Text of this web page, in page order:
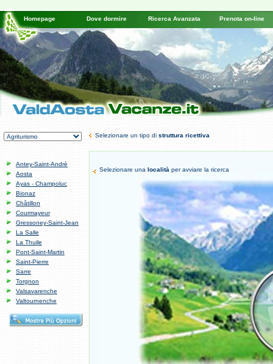
Homepage Dove dormire Ricerca Avanzata Prenota on-line